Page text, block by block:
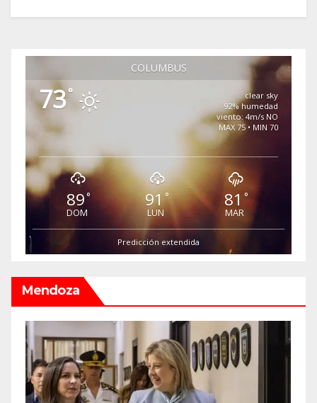
COLUMBUS
73°
clear sky
92% humedad
viento: 4m/s NO
MAX 75 • MIN 70
89°
DOM
91°
LUN
81 °
MAR
Predicción extendida
Mendoza